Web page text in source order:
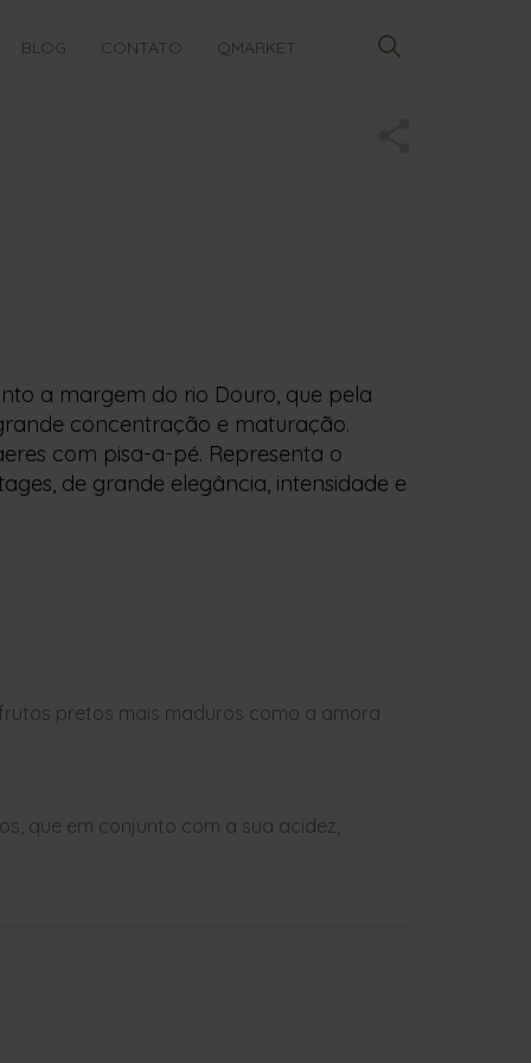
BLOG CONTATO QMARKET
a margem do rio Douro, que pela
concentração e maturação.
com pisa-a-pé. Representa o
de grande elegância, intensidade e
pretos mais maduros como a amora
que em conjunto com a sua acidez,